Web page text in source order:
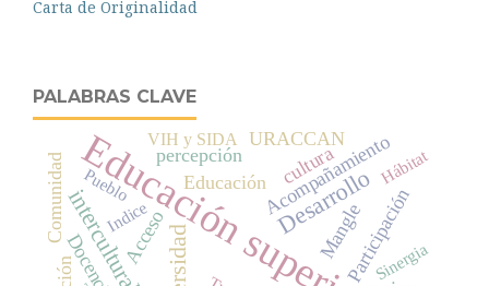
Carta de Originalidad
PALABRAS CLAVE
Educación superior
Desarrollo
Educación
Participación
Acceso
Comunidad Mangle
Docencia
Acompañamiento
percepción cultura
URACCAN
Sinergia
Hábitat
Indice
VIH y SIDA
Pueblo